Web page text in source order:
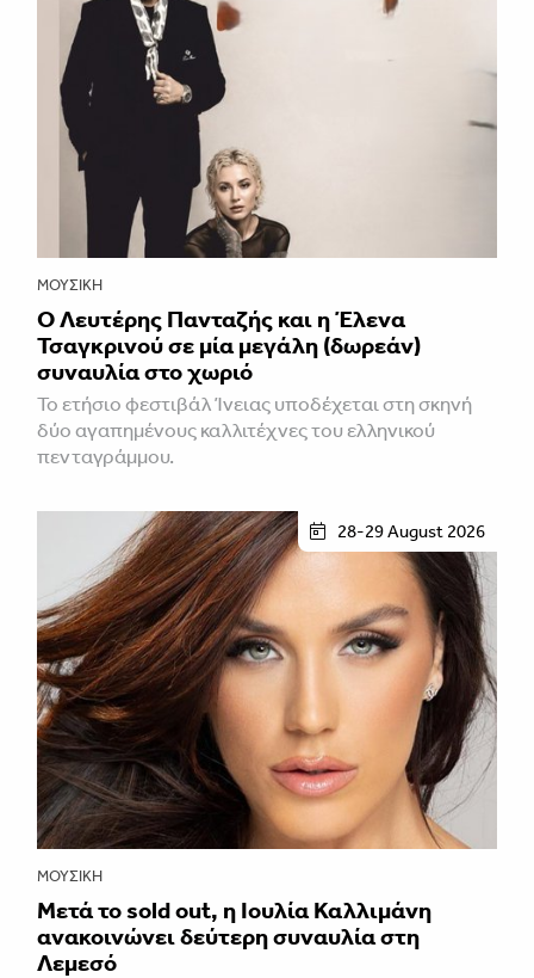
ΜΟΥΣΙΚΉ
Ο Λευτέρης Πανταζής και η Έλενα
Τσαγκρινού σε μία μεγάλη (δωρεάν)
συναυλία στο χωριό
Το ετήσιο φεστιβάλ Ίνειας υποδέχεται στη σκηνή
δύο αγαπημένους καλλιτέχνες του ελληνικού
πενταγράμμου.
28-29 August 2026
ΜΟΥΣΙΚΉ
Μετά το sold out, η Ιουλία Καλλιμάνη
ανακοινώνει δεύτερη συναυλία στη
Λεμεσό